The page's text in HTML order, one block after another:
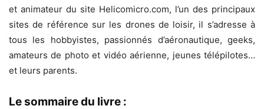
et animateur du site Helicomicro.com, l’un des principaux
sites de référence sur les drones de loisir, il s’adresse à
tous les hobbyistes, passionnés d’aéronautique, geeks,
amateurs de photo et vidéo aérienne, jeunes télépilotes…
et leurs parents.
Le sommaire du livre :